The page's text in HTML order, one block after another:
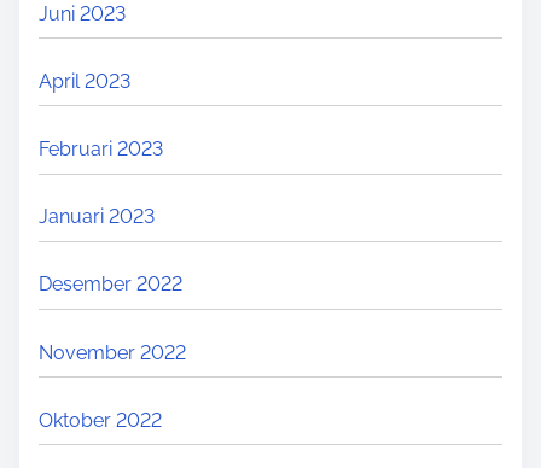
Juni 2023
April 2023
Februari 2023
Januari 2023
Desember 2022
November 2022
Oktober 2022